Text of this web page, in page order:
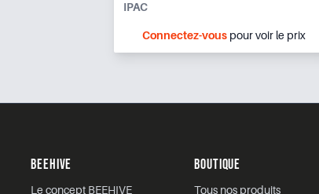
IPAC
Connectez-vouspour voir le prix
BEEHIVE
Le concept BEEHIVE
BOUTIQUE
Tous nos produits